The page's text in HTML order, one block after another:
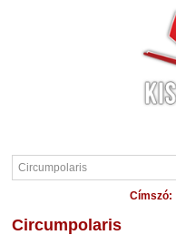
Címszó:
Circumpolaris